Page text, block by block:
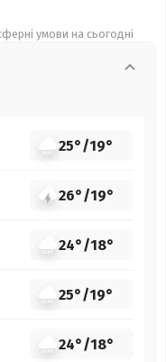
умови на сьогодні
25°/19°
26°/19°
24°/18°
25°/19°
24°/18°